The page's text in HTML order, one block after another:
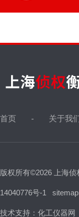
首页 关于我
版权所有©2026 上海
14040776号-1
技术支持： 化工仪器网